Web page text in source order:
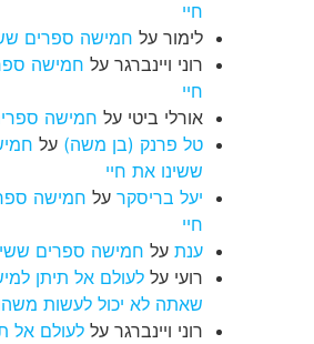
חיי
לימור על חמישה ספרים
רוני ויינברגר על חמישה
חיי
אורלי ביטי על חמישה
טל פרנק (בן משה) על
ששינו את חיי
יעל בריסקר על חמישה
חיי
ענת על חמישה ספרים
רועי על לעולם אל תיתן
שאתה לא יכול לעשות
רוני ויינברגר על לעולם אל